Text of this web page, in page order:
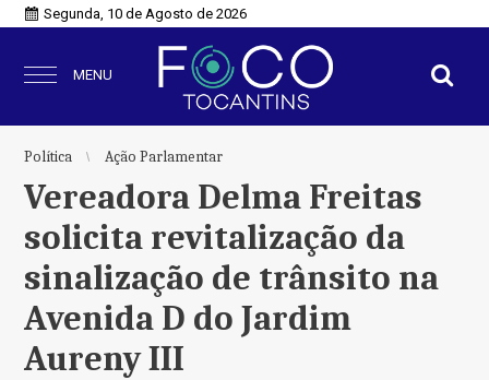
Segunda, 10 de Agosto de 2026
MENU
Política Ação Parlamentar
Vereadora Delma Freitas
solicita revitalização da
sinalização de trânsito na
Avenida D do Jardim
Aureny III